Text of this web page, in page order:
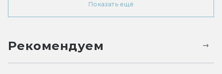
Показать ещё
Рекомендуем